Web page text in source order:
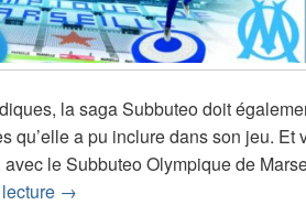
la saga Subbuteo doit
qu’elle a pu inclure dans son jeu. Et
le Subbuteo Olympique de
Chronique jeu de société
→